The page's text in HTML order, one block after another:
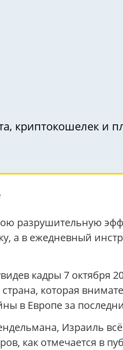
криптокошелек и
разрушительную
а в ежедневный
кадры 7 октября
которая
в Европе за
Израиль
как отмечается в